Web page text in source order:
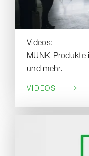
Videos:
MUNK-Produkte
und mehr.
VIDEOS